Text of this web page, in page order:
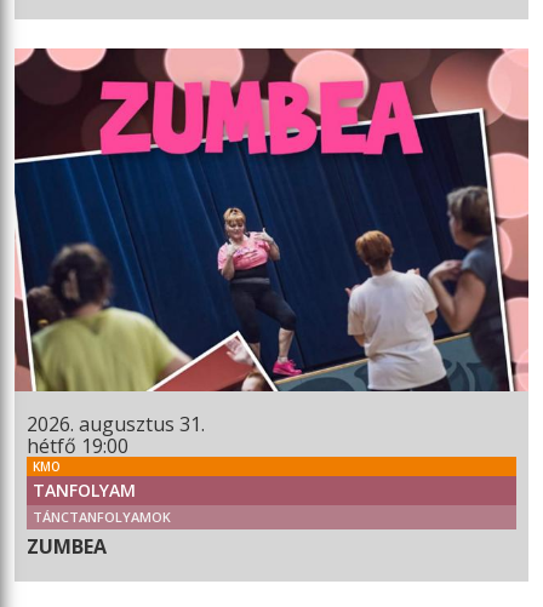
2026. augusztus 31.
hétfő 19:00
KMO
TANFOLYAM
TÁNCTANFOLYAMOK
ZUMBEA